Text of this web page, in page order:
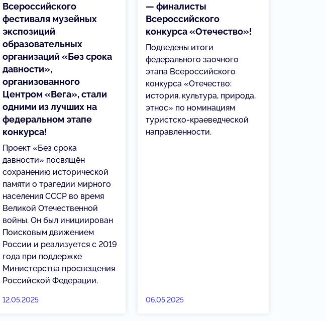
Всероссийского
фестиваля музейных
экспозиций
образовательных
организаций «Без срока
давности»,
организованного
Центром «Вега», стали
одними из лучших на
федеральном этапе
конкурса!
Проект «Без срока
давности» посвящён
сохранению исторической
памяти о трагедии мирного
населения СССР во время
Великой Отечественной
войны. Он был инициирован
Поисковым движением
России и реализуется с 2019
года при поддержке
Министерства просвещения
Российской Федерации.
12.05.2025
— финалисты
Всероссийского
конкурса «Отечество»!
Подведены итоги
федерального заочного
этапа Всероссийского
конкурса «Отечество:
история, культура, природа,
этнос» по номинациям
туристско-краеведческой
направленности.
06.05.2025